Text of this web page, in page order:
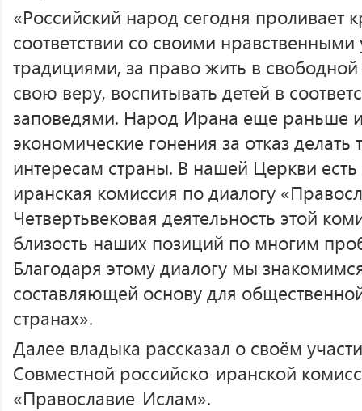
«Российский народ сегодня проливает
соответствии со своими
традициями, за право жить в свободной
свою веру, воспитывать детей в
заповедями. Народ Ирана еще раньше
экономические гонения за отказ делать
интересам страны. В нашей Церкви
иранская комиссия по диалогу
Четвертьвековая деятельность этой
близость наших позиций по многим
Благодаря этому диалогу мы
составляющей основу для
странах».
Далее владыка рассказал о своём
Совместной российско-иранской
«Православие-Ислам».